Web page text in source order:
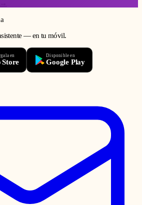
— en tu móvil.
en
Store
Disponible en
Google Play